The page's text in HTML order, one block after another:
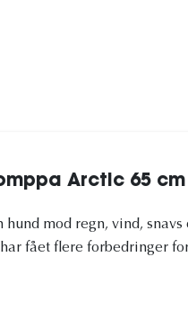
Arctic 65 cm
mod regn, vind,
fået flere forbedringer